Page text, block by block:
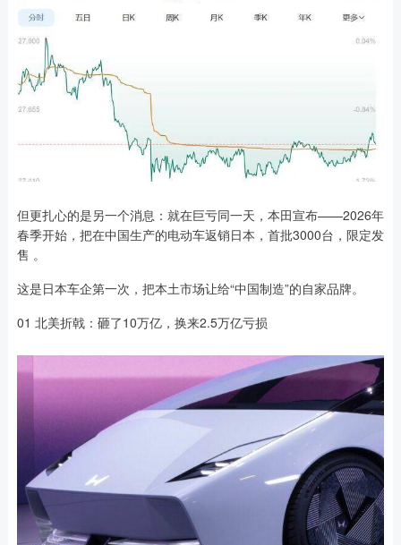
但更扎心的是另一个消息：就在巨亏同一天，本田宣布——2026年
春季开始，把在中国生产的电动车返销日本，首批3000台，限定发
售 。
这是日本车企第一次，把本土市场让给“中国制造”的自家品牌。
01 北美折戟：砸了10万亿，换来2.5万亿亏损